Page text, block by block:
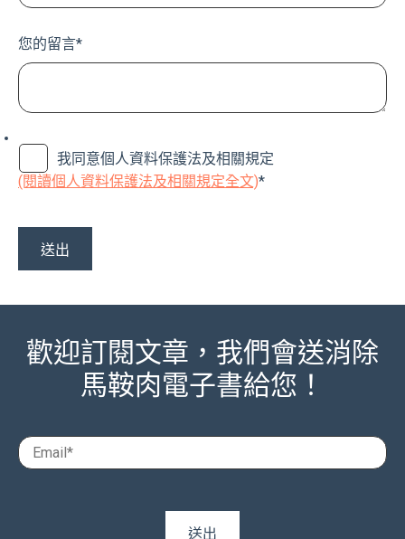
您的留言*
我同意個人資料保護法及相關規定
(閱讀個人資料保護法及相關規定全文)*
歡迎訂閱文章，我們會送消除
馬鞍肉電子書給您！